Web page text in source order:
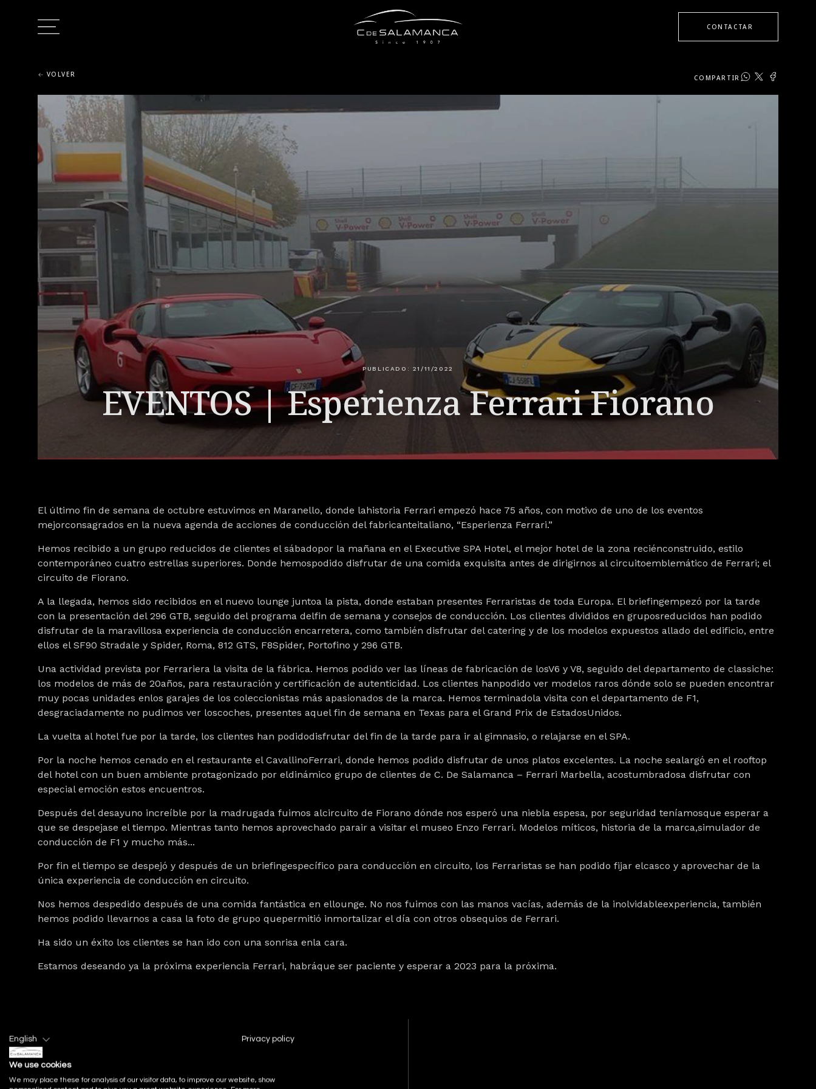
CONTACTAR
VOLVER COMPARTIR
PUBLICADO: 21/11/2022
EVENTOS | Esperienza Ferrari Fiorano
El último fin de semana de octubre estuvimos en Maranello, donde lahistoria Ferrari empezó hace 75 años, con motivo de uno de los eventos
mejorconsagrados en la nueva agenda de acciones de conducción del fabricanteitaliano, “Esperienza Ferrari.”
Hemos recibido a un grupo reducidos de clientes el sábadopor la mañana en el Executive SPA Hotel, el mejor hotel de la zona reciénconstruido, estilo
contemporáneo cuatro estrellas superiores. Donde hemospodido disfrutar de una comida exquisita antes de dirigirnos al circuitoemblemático de Ferrari; el
circuito de Fiorano.
A la llegada, hemos sido recibidos en el nuevo lounge juntoa la pista, donde estaban presentes Ferraristas de toda Europa. El briefingempezó por la tarde
con la presentación del 296 GTB, seguido del programa delfin de semana y consejos de conducción. Los clientes divididos en gruposreducidos han podido
disfrutar de la maravillosa experiencia de conducción encarretera, como también disfrutar del catering y de los modelos expuestos allado del edificio, entre
ellos el SF90 Stradale y Spider, Roma, 812 GTS, F8Spider, Portofino y 296 GTB.
Una actividad prevista por Ferrariera la visita de la fábrica. Hemos podido ver las líneas de fabricación de losV6 y V8, seguido del departamento de classiche:
los modelos de más de 20años, para restauración y certificación de autenticidad. Los clientes hanpodido ver modelos raros dónde solo se pueden encontrar
muy pocas unidades enlos garajes de los coleccionistas más apasionados de la marca. Hemos terminadola visita con el departamento de F1,
desgraciadamente no pudimos ver loscoches, presentes aquel fin de semana en Texas para el Grand Prix de EstadosUnidos.
La vuelta al hotel fue por la tarde, los clientes han podidodisfrutar del fin de la tarde para ir al gimnasio, o relajarse en el SPA.
Por la noche hemos cenado en el restaurante el CavallinoFerrari, donde hemos podido disfrutar de unos platos excelentes. La noche sealargó en el rooftop
del hotel con un buen ambiente protagonizado por eldinámico grupo de clientes de C. De Salamanca – Ferrari Marbella, acostumbradosa disfrutar con
especial emoción estos encuentros.
Después del desayuno increíble por la madrugada fuimos alcircuito de Fiorano dónde nos esperó una niebla espesa, por seguridad teníamosque esperar a
que se despejase el tiempo. Mientras tanto hemos aprovechado parair a visitar el museo Enzo Ferrari. Modelos míticos, historia de la marca,simulador de
conducción de F1 y mucho más...
Por fin el tiempo se despejó y después de un briefingespecífico para conducción en circuito, los Ferraristas se han podido fijar elcasco y aprovechar de la
única experiencia de conducción en circuito.
Nos hemos despedido después de una comida fantástica en ellounge. No nos fuimos con las manos vacías, además de la inolvidableexperiencia, también
hemos podido llevarnos a casa la foto de grupo quepermitió inmortalizar el día con otros obsequios de Ferrari.
Ha sido un éxito los clientes se han ido con una sonrisa enla cara.
Estamos deseando ya la próxima experiencia Ferrari, habráque ser paciente y esperar a 2023 para la próxima.
English Privacy policy
We use cookies
We may place these for analysis of our visitor data, to improve our website, show